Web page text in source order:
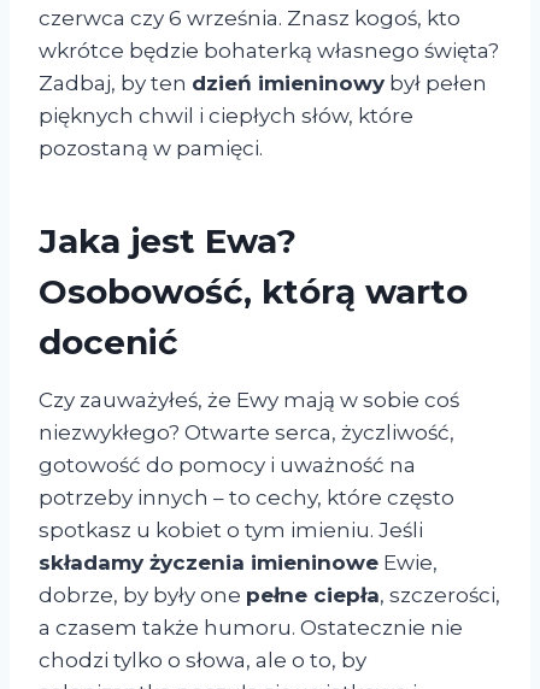
czerwca czy 6 września. Znasz kogoś, kto
wkrótce będzie bohaterką własnego święta?
Zadbaj, by ten dzień imieninowy był pełen
pięknych chwil i ciepłych słów, które
pozostaną w pamięci.
Jaka jest Ewa?
Osobowość, którą warto
docenić
Czy zauważyłeś, że Ewy mają w sobie coś
niezwykłego? Otwarte serca, życzliwość,
gotowość do pomocy i uważność na
potrzeby innych – to cechy, które często
spotkasz u kobiet o tym imieniu. Jeśli
składamy życzenia imieninowe Ewie,
dobrze, by były one pełne ciepła, szczerości,
a czasem także humoru. Ostatecznie nie
chodzi tylko o słowa, ale o to, by